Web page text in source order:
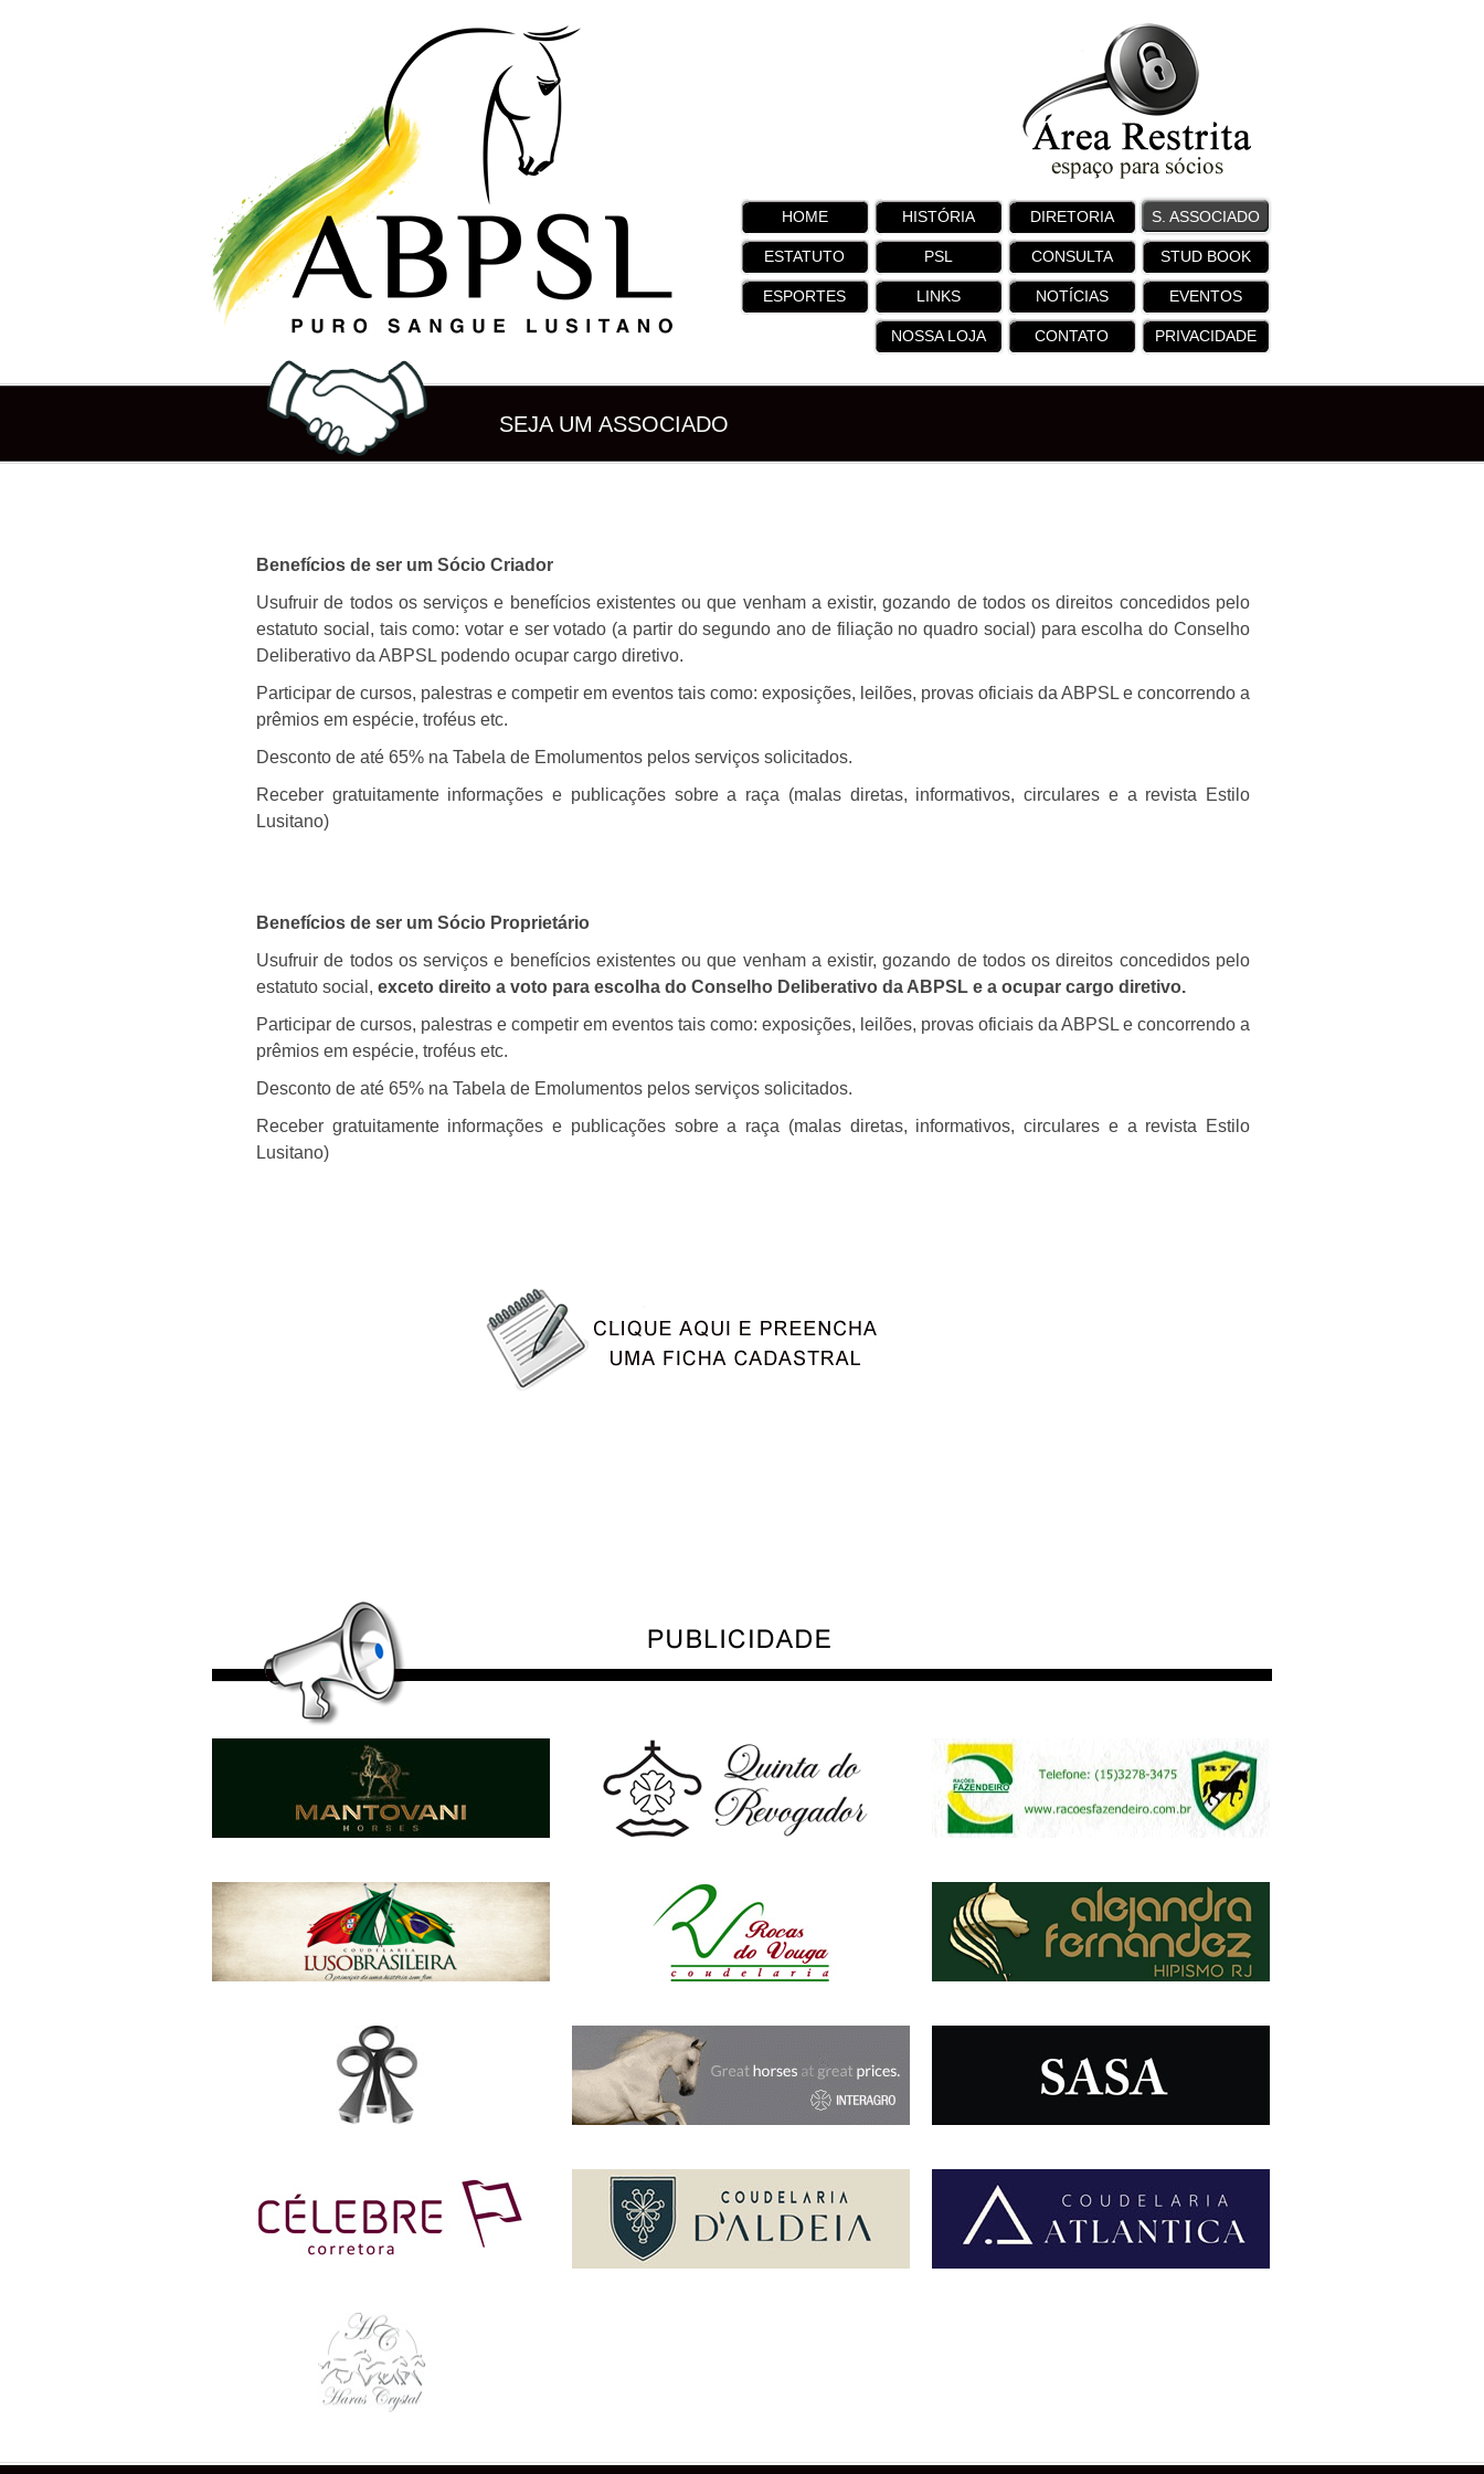
HOME HISTÓRIA DIRETORIA S. ASSOCIADO
ESTATUTO PSL CONSULTA STUD BOOK
ESPORTES LINKS NOTÍCIAS EVENTOS
NOSSA LOJA CONTATO PRIVACIDADE
SEJA UM ASSOCIADO
Benefícios de ser um Sócio Criador
Usufruir de todos os serviços e benefícios existentes ou que venham a existir, gozando de todos os direitos concedidos pelo
estatuto social, tais como: votar e ser votado (a partir do segundo ano de filiação no quadro social) para escolha do Conselho
Deliberativo da ABPSL podendo ocupar cargo diretivo.
Participar de cursos, palestras e competir em eventos tais como: exposições, leilões, provas oficiais da ABPSL e concorrendo a
prêmios em espécie, troféus etc.
Desconto de até 65% na Tabela de Emolumentos pelos serviços solicitados.
Receber gratuitamente informações e publicações sobre a raça (malas diretas, informativos, circulares e a revista Estilo
Lusitano)
Benefícios de ser um Sócio Proprietário
Usufruir de todos os serviços e benefícios existentes ou que venham a existir, gozando de todos os direitos concedidos pelo
estatuto social, exceto direito a voto para escolha do Conselho Deliberativo da ABPSL e a ocupar cargo diretivo.
Participar de cursos, palestras e competir em eventos tais como: exposições, leilões, provas oficiais da ABPSL e concorrendo a
prêmios em espécie, troféus etc.
Desconto de até 65% na Tabela de Emolumentos pelos serviços solicitados.
Receber gratuitamente informações e publicações sobre a raça (malas diretas, informativos, circulares e a revista Estilo
Lusitano)